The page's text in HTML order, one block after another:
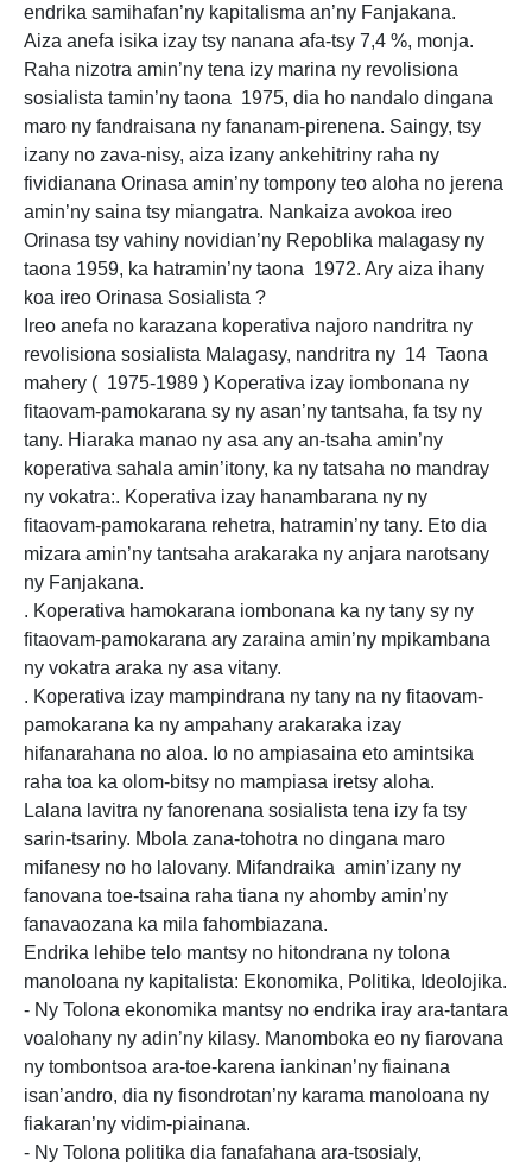
endrika samihafan’ny kapitalisma an’ny Fanjakana.
Aiza anefa isika izay tsy nanana afa-tsy 7,4 %, monja.
Raha nizotra amin’ny tena izy marina ny revolisiona
sosialista tamin’ny taona 1975, dia ho nandalo dingana
maro ny fandraisana ny fananam-pirenena. Saingy, tsy
izany no zava-nisy, aiza izany ankehitriny raha ny
fividianana Orinasa amin’ny tompony teo aloha no jerena
amin’ny saina tsy miangatra. Nankaiza avokoa ireo
Orinasa tsy vahiny novidian’ny Repoblika malagasy ny
taona 1959, ka hatramin’ny taona 1972. Ary aiza ihany
koa ireo Orinasa Sosialista ?
Ireo anefa no karazana koperativa najoro nandritra ny
revolisiona sosialista Malagasy, nandritra ny 14 Taona
mahery ( 1975-1989 ) Koperativa izay iombonana ny
fitaovam-pamokarana sy ny asan’ny tantsaha, fa tsy ny
tany. Hiaraka manao ny asa any an-tsaha amin’ny
koperativa sahala amin’itony, ka ny tatsaha no mandray
ny vokatra:. Koperativa izay hanambarana ny ny
fitaovam-pamokarana rehetra, hatramin’ny tany. Eto dia
mizara amin’ny tantsaha arakaraka ny anjara narotsany
ny Fanjakana.
. Koperativa hamokarana iombonana ka ny tany sy ny
fitaovam-pamokarana ary zaraina amin’ny mpikambana
ny vokatra araka ny asa vitany.
. Koperativa izay mampindrana ny tany na ny fitaovam-
pamokarana ka ny ampahany arakaraka izay
hifanarahana no aloa. Io no ampiasaina eto amintsika
raha toa ka olom-bitsy no mampiasa iretsy aloha.
Lalana lavitra ny fanorenana sosialista tena izy fa tsy
sarin-tsariny. Mbola zana-tohotra no dingana maro
mifanesy no ho lalovany. Mifandraika amin’izany ny
fanovana toe-tsaina raha tiana ny ahomby amin’ny
fanavaozana ka mila fahombiazana.
Endrika lehibe telo mantsy no hitondrana ny tolona
manoloana ny kapitalista: Ekonomika, Politika, Ideolojika.
- Ny Tolona ekonomika mantsy no endrika iray ara-tantara
voalohany ny adin’ny kilasy. Manomboka eo ny fiarovana
ny tombontsoa ara-toe-karena iankinan’ny fiainana
isan’andro, dia ny fisondrotan’ny karama manoloana ny
fiakaran’ny vidim-piainana.
- Ny Tolona politika dia fanafahana ara-tsosialy,